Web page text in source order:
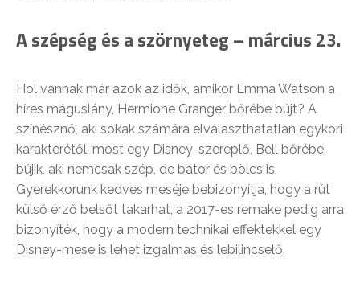
A szépség és a szörnyeteg – március 23.
Hol vannak már azok az idők, amikor Emma Watson a
híres máguslány, Hermione Granger bőrébe bújt? A
színésznő, aki sokak számára elválaszthatatlan egykori
karakterétől, most egy Disney-szereplő, Bell bőrébe
bújik, aki nemcsak szép, de bátor és bölcs is.
Gyerekkorunk kedves meséje bebizonyítja, hogy a rút
külső érző belsőt takarhat, a 2017-es remake pedig arra
bizonyíték, hogy a modern technikai effektekkel egy
Disney-mese is lehet izgalmas és lebilincselő.